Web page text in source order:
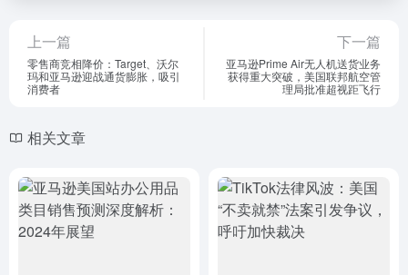
上一篇
零售商竞相降价：Target、沃尔
玛和亚马逊迎战通货膨胀，吸引
消费者
下一篇
亚马逊Prime Air无人机送货业务
获得重大突破，美国联邦航空管
理局批准超视距飞行
相关文章